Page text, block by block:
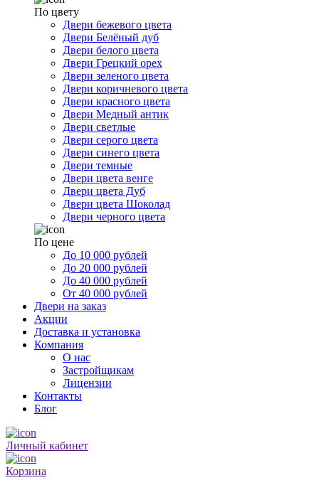
По цвету
Двери бежевого цвета
Двери Белёный дуб
Двери белого цвета
Двери Грецкий орех
Двери зеленого цвета
Двери коричневого цвета
Двери красного цвета
Двери Медный антик
Двери светлые
Двери серого цвета
Двери синего цвета
Двери темные
Двери цвета венге
Двери цвета Дуб
Двери цвета Шоколад
Двери черного цвета
По цене
До 10 000 рублей
До 20 000 рублей
До 40 000 рублей
От 40 000 рублей
Двери на заказ
Акции
Доставка и установка
Компания
О нас
Застройщикам
Лицензии
Контакты
Блог
Личный кабинет
Корзина